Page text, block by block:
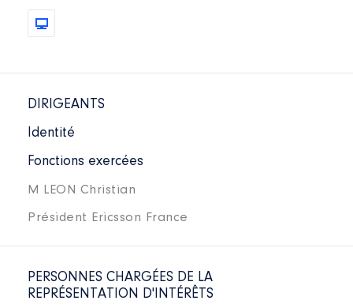
DIRIGEANTS
Identité
Fonctions exercées
M LEON Christian
Président Ericsson France
PERSONNES CHARGÉES DE LA
REPRÉSENTATION D'INTÉRÊTS